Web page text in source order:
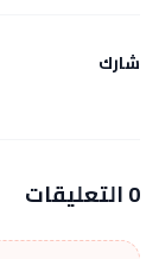
شارك
0 التعليقات